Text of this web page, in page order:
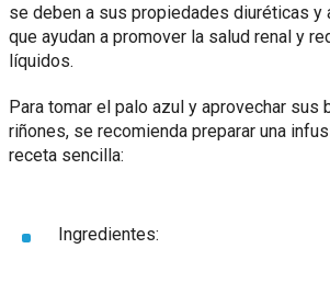
se deben a sus propiedades diuréticas y
que ayudan a promover la salud renal y
líquidos.
Para tomar el palo azul y aprovechar sus
riñones, se recomienda preparar una
receta sencilla:
Ingredientes: